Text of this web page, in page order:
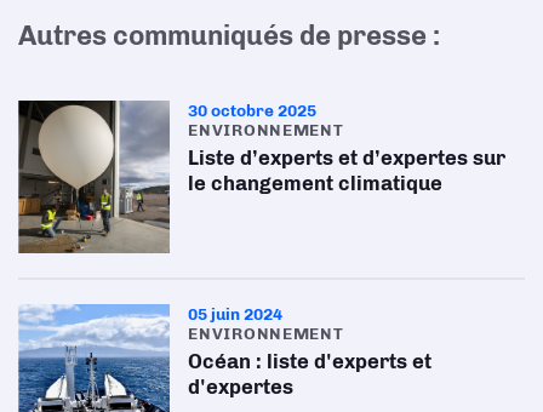
Autres communiqués de presse :
30 octobre 2025
ENVIRONNEMENT
Liste d’experts et d’expertes sur
le changement climatique
05 juin 2024
ENVIRONNEMENT
Océan : liste d'experts et
d'expertes